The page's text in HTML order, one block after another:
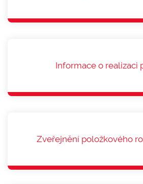
Informace o realizaci
Zveřejnění položkového